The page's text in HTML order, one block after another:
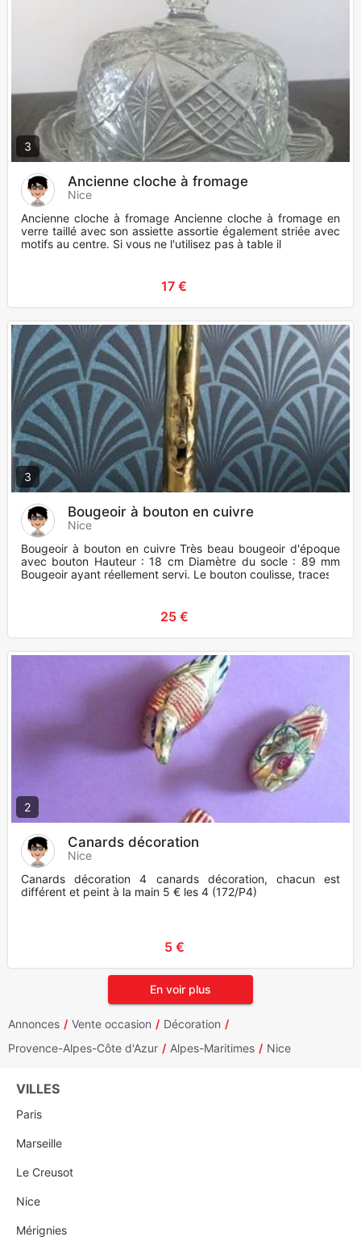
3
Ancienne cloche à fromage
Nice
Ancienne cloche à fromage Ancienne cloche à fromage en
verre taillé avec son assiette assortie également striée avec
motifs au centre. Si vous ne l'utilisez pas à table il
17 €
3
Bougeoir à bouton en cuivre
Nice
Bougeoir à bouton en cuivre Très beau bougeoir d'époque
avec bouton Hauteur : 18 cm Diamètre du socle : 89 mm
Bougeoir ayant réellement servi. Le bouton coulisse, traces
25 €
2
Canards décoration
Nice
Canards décoration 4 canards décoration, chacun est
différent et peint à la main 5 € les 4 (172/P4)
5 €
En voir plus
Annonces Vente occasion
Décoration
Provence-Alpes-Côte d'Azur
Alpes-Maritimes Nice
VILLES
Paris
Marseille
Le Creusot
Nice
Mérignies